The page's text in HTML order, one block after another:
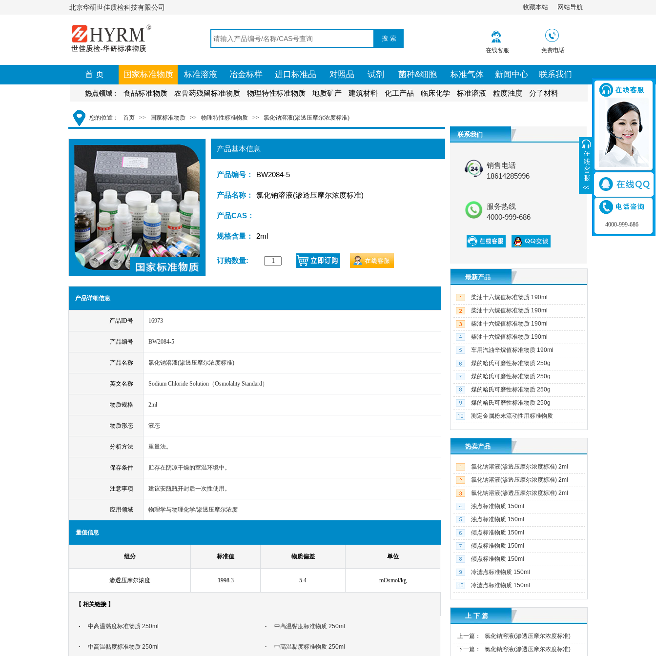
北京华研世佳质检科技有限公司 收藏本站 网站导航
在线客服 免费电话
首 页 国家标准物质 标准溶液 冶金标样 进口标准品 对照品 试剂 菌种&细胞 标准气体 新闻中心 联系我们
热点领域 : 食品标准物质 农兽药残留标准物质 物理特性标准物质 地质矿产 建筑材料 化工产品 临床化学 标准溶液 粒度浊度 分子材料
您的位置： 首页 >> 国家标准物质 >> 物理特性标准物质 >> 氯化钠溶液(渗透压摩尔浓度标准)
产品基本信息
产品编号： BW2084-5
产品名称： 氯化钠溶液(渗透压摩尔浓度标准)
产品CAS：
规格含量： 2ml
订购数量:
产品详细信息
产品ID号 16973
产品编号 BW2084-5
产品名称 氯化钠溶液(渗透压摩尔浓度标准)
英文名称 Sodium Chloride Solution（Osmolality Standard）
物质规格 2ml
物质形态 液态
分析方法 重量法。
保存条件 贮存在阴凉干燥的室温环境中。
注意事项 建议安瓿瓶开封后一次性使用。
应用领域 物理学与物理化学/渗透压摩尔浓度
量值信息
组分 标准值 物质偏差 单位
渗透压摩尔浓度 1998.3 5.4 mOsmol/kg
【 相关链接 】
· 中高温黏度标准物质 250ml · 中高温黏度标准物质 250ml
· 中高温黏度标准物质 250ml · 中高温黏度标准物质 250ml
联系我们
销售电话
18614285996
服务热线
4000-999-686
最新产品
柴油十六烷值标准物质 190ml
柴油十六烷值标准物质 190ml
柴油十六烷值标准物质 190ml
柴油十六烷值标准物质 190ml
车用汽油辛烷值标准物质 190ml
煤的哈氏可磨性标准物质 250g
煤的哈氏可磨性标准物质 250g
煤的哈氏可磨性标准物质 250g
煤的哈氏可磨性标准物质 250g
测定金属粉末流动性用标准物质
热卖产品
氯化钠溶液(渗透压摩尔浓度标准) 2ml
氯化钠溶液(渗透压摩尔浓度标准) 2ml
氯化钠溶液(渗透压摩尔浓度标准) 2ml
浊点标准物质 150ml
浊点标准物质 150ml
倾点标准物质 150ml
倾点标准物质 150ml
倾点标准物质 150ml
冷滤点标准物质 150ml
冷滤点标准物质 150ml
上 下 篇
上一篇：
氯化钠溶液(渗透压摩尔浓度标准)
2ml
下一篇： 氯化钠溶液(渗透压摩尔浓度标准)
4000-999-686